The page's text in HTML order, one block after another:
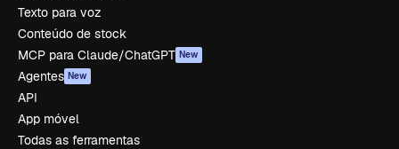
Texto para voz
Conteúdo de stock
MCP para Claude/ChatGPT New
Agentes New
API
App móvel
Todas as ferramentas